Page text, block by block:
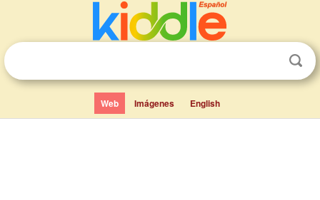
Web Imágenes English